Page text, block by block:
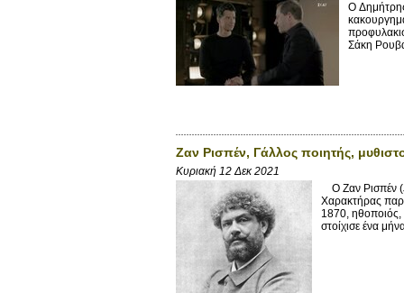
O
Σάκη
Ζαν Ρισπέν, Γάλλος ποιητής,
Κυριακή 12 Δεκ 2021
Ο Ζαν Ρισπέν
Χαρακτήρας
1870, ηθοποιός,
στοίχισε ένα